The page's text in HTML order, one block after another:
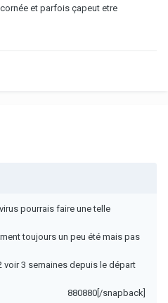
et parfois çapeut etre
pourrais faire une telle
toujours un peu été mais pas
voir 3 semaines depuis le départ
880880[/snapback]